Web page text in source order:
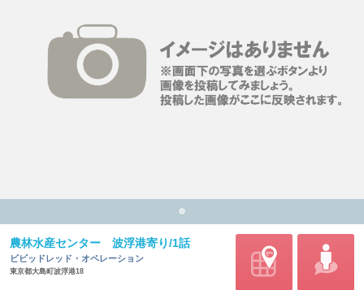
農林水産センター 波浮港寄り/1話
ビビッドレッド・オペレーション
東京都大島町波浮港18